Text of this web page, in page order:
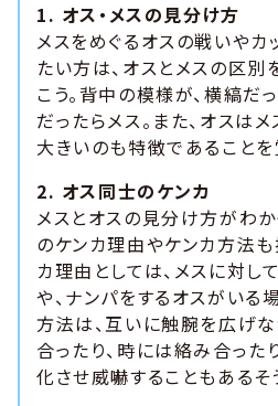
1. オス・メスの見分け方
メスをめぐるオスの戦いや
たい方は、オスとメスの区別
こう。背中の模様が、横縞だ
だったらメス。また、オスは
大きいのも特徴であることを
2. オス同士のケンカ
メスとオスの見分け方がわ
のケンカ理由やケンカ方法も
カ理由としては、メスに対
や、ナンパをするオスがいる
方法は、互いに触腕を広げ
合ったり、時には絡み合った
化させ威嚇することもあるそ